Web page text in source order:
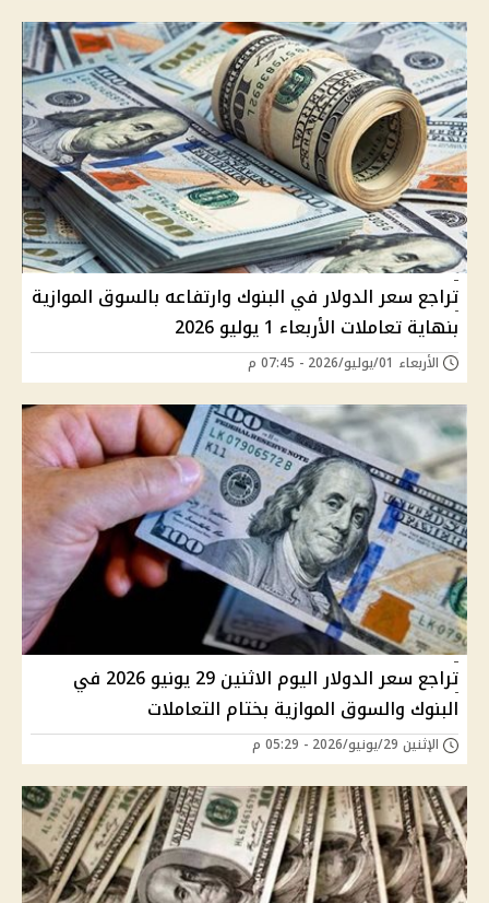
تراجع سعر الدولار في البنوك وارتفاعه بالسوق الموازية
بنهاية تعاملات الأربعاء 1 يوليو 2026
الأربعاء 01/يوليو/2026 - 07:45 م
تراجع سعر الدولار اليوم الاثنين 29 يونيو 2026 في
البنوك والسوق الموازية بختام التعاملات
الإثنين 29/يونيو/2026 - 05:29 م